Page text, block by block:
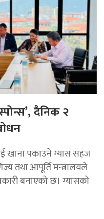
दैनिक २
खाना पकाउने ग्यास सहज
तथा आपूर्ति मन्त्रालयले
बनाएको छ। ग्यासको